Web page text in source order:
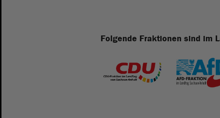
Folgende Fraktionen sind im